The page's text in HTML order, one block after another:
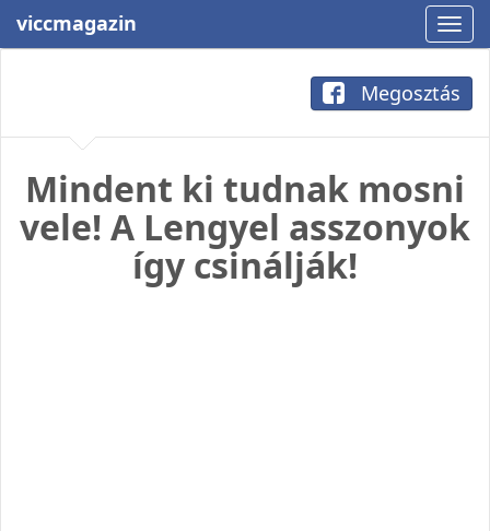
viccmagazin
Megosztás
Mindent ki tudnak mosni
vele! A Lengyel asszonyok
így csinálják!